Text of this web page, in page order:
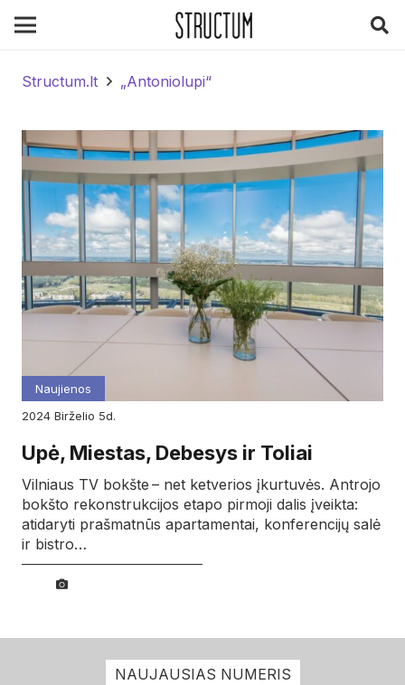
Structum.lt „Antoniolupi“
Naujienos
2024
birželio 5d.
Upė, Miestas, Debesys ir Toliai
Vilniaus TV bokšte – net ketverios įkurtuvės. Antrojo
bokšto rekonstrukcijos etapo pirmoji dalis įveikta:
atidaryti prašmatnūs apartamentai, konferencijų salė
ir bistro…
NAUJAUSIAS NUMERIS